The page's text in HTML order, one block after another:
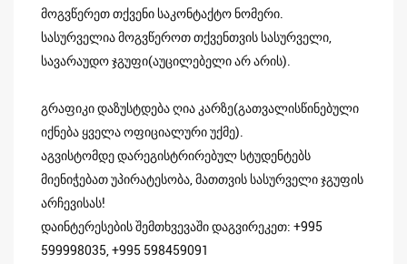
მოგვწერეთ თქვენი საკონტაქტო ნომერი.
სასურველია მოგვწეროთ თქვენთვის სასურველი,
სავარაუდო ჯგუფი(აუცილებელი არ არის).
გრაფიკი დაზუსტდება ღია კარზე(გათვალისწინებული
იქნება ყველა ოფიციალური უქმე).
აგვისტომდე დარეგისტრირებულ სტუდენტებს
მიენიჭებათ უპირატესობა, მათთვის სასურველი ჯგუფის
არჩევისას!
დაინტერესების შემთხვევაში დაგვირეკეთ: +995
599998035, +995 598459091